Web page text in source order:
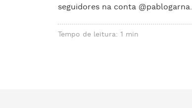
seguidores na conta @pablogarna.
Tempo de leitura: 1 min